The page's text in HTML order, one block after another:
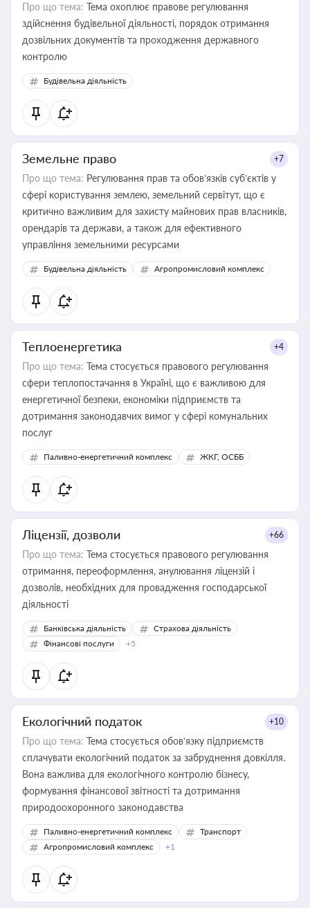
Про що тема: Тема охоплює правове регулювання
здійснення будівельної діяльності, порядок отримання
дозвільних документів та проходження державного
контролю
Будівельна діяльність
Земельне право +7
Про що тема: Регулювання прав та обов’язків суб’єктів у
сфері користування землею, земельний сервітут, що є
критично важливим для захисту майнових прав власників,
орендарів та держави, а також для ефективного
управління земельними ресурсами
Будівельна діяльність Агропромисловий комплекс
Теплоенергетика +4
Про що тема: Тема стосується правового регулювання
сфери теплопостачання в Україні, що є важливою для
енергетичної безпеки, економіки підприємств та
дотримання законодавчих вимог у сфері комунальних
послуг
Паливно-енергетичний комплекс ЖКГ, ОСББ
Ліцензії, дозволи +66
Про що тема: Тема стосується правового регулювання
отримання, переоформлення, анулювання ліцензій і
дозволів, необхідних для провадження господарської
діяльності
Банківська діяльність
Страхова діяльність
Фінансові послуги
+5
Екологічний податок +10
Про що тема: Тема стосується обов’язку підприємств
сплачувати екологічний податок за забруднення довкілля.
Вона важлива для екологічного контролю бізнесу,
формування фінансової звітності та дотримання
природоохоронного законодавства
Паливно-енергетичний комплекс
Транспорт
Агропромисловий комплекс
+1